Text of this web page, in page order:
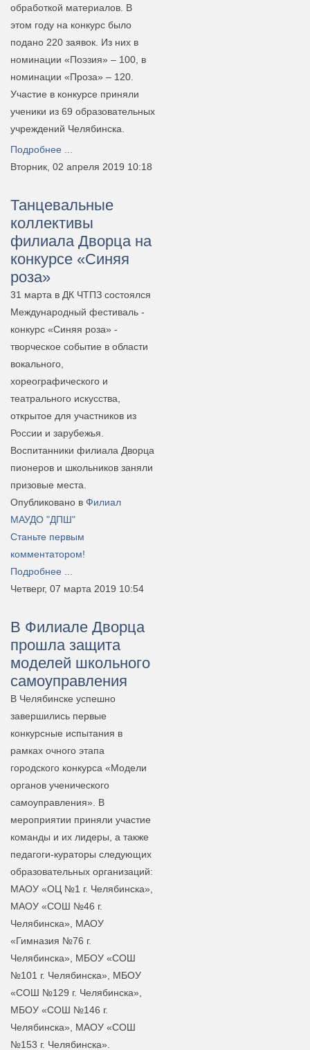
обработкой материалов. В
этом году на конкурс было
подано 220 заявок. Из них в
номинации «Поэзия» – 100, в
номинации «Проза» – 120.
Участие в конкурсе приняли
ученики из 69 образовательных
учреждений Челябинска.
Подробнее ...
Вторник, 02 апреля 2019 10:18
Танцевальные
коллективы
филиала Дворца на
конкурсе «Синяя
роза»
31 марта в ДК ЧТПЗ состоялся
Международный фестиваль -
конкурс «Синяя роза» -
творческое событие в области
вокального,
хореографического и
театрального искусства,
открытое для участников из
России и зарубежья.
Воспитанники филиала Дворца
пионеров и школьников заняли
призовые места.
Опубликовано в Филиал
МАУДО "ДПШ"
Станьте первым
комментатором!
Подробнее ...
Четверг, 07 марта 2019 10:54
В Филиале Дворца
прошла защита
моделей школьного
самоуправления
В Челябинске успешно
завершились первые
конкурсные испытания в
рамках очного этапа
городского конкурса «Модели
органов ученического
самоуправления». В
мероприятии приняли участие
команды и их лидеры, а также
педагоги-кураторы следующих
образовательных организаций:
МАОУ «ОЦ №1 г. Челябинска»,
МАОУ «СОШ №46 г.
Челябинска», МАОУ
«Гимназия №76 г.
Челябинска», МБОУ «СОШ
№101 г. Челябинска», МБОУ
«СОШ №129 г. Челябинска»,
МБОУ «СОШ №146 г.
Челябинска», МАОУ «СОШ
№153 г. Челябинска».